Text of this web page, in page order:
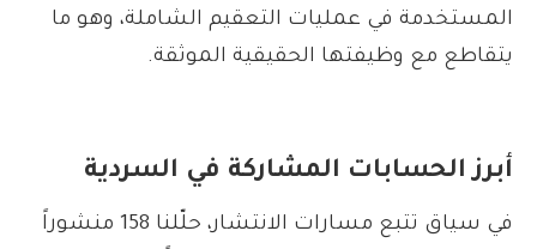
المستخدمة في عمليات التعقيم الشاملة، وهو ما
يتقاطع مع وظيفتها الحقيقية الموثقة.
أبرز الحسابات المشاركة في السردية
في سياق تتبع مسارات الانتشار، حلّلنا 158 منشوراً